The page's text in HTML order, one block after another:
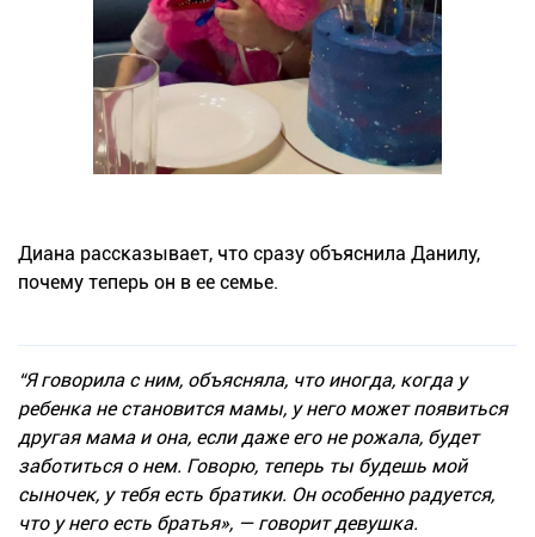
Диана рассказывает, что сразу объяснила Данилу,
почему теперь он в ее семье.
“Я говорила с ним, объясняла, что иногда, когда у
ребенка не становится мамы, у него может появиться
другая мама и она, если даже его не рожала, будет
заботиться о нем. Говорю, теперь ты будешь мой
сыночек, у тебя есть братики. Он особенно радуется,
что у него есть братья», — говорит девушка.